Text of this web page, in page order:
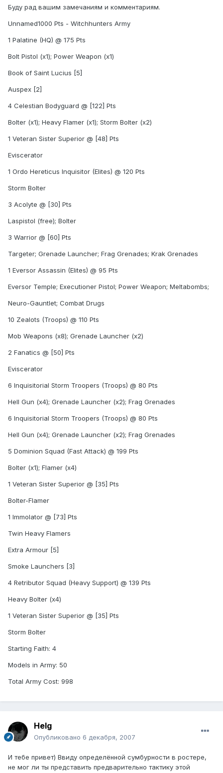
Буду рад вашим замечаниям и комментариям.
Unnamed1000 Pts - Witchhunters Army
1 Palatine (HQ) @ 175 Pts
Bolt Pistol (x1); Power Weapon (x1)
Book of Saint Lucius [5]
Auspex [2]
4 Celestian Bodyguard @ [122] Pts
Bolter (x1); Heavy Flamer (x1); Storm Bolter (x2)
1 Veteran Sister Superior @ [48] Pts
Eviscerator
1 Ordo Hereticus Inquisitor (Elites) @ 120 Pts
Storm Bolter
3 Acolyte @ [30] Pts
Laspistol (free); Bolter
3 Warrior @ [60] Pts
Targeter; Grenade Launcher; Frag Grenades; Krak Grenades
1 Eversor Assassin (Elites) @ 95 Pts
Eversor Temple; Executioner Pistol; Power Weapon; Meltabombs;
Neuro-Gauntlet; Combat Drugs
10 Zealots (Troops) @ 110 Pts
Mob Weapons (x8); Grenade Launcher (x2)
2 Fanatics @ [50] Pts
Eviscerator
6 Inquisitorial Storm Troopers (Troops) @ 80 Pts
Hell Gun (x4); Grenade Launcher (x2); Frag Grenades
6 Inquisitorial Storm Troopers (Troops) @ 80 Pts
Hell Gun (x4); Grenade Launcher (x2); Frag Grenades
5 Dominion Squad (Fast Attack) @ 199 Pts
Bolter (x1); Flamer (x4)
1 Veteran Sister Superior @ [35] Pts
Bolter-Flamer
1 Immolator @ [73] Pts
Twin Heavy Flamers
Extra Armour [5]
Smoke Launchers [3]
4 Retributor Squad (Heavy Support) @ 139 Pts
Heavy Bolter (x4)
1 Veteran Sister Superior @ [35] Pts
Storm Bolter
Starting Faith: 4
Models in Army: 50
Total Army Cost: 998
Helg
Опубликовано 6 декабря, 2007
И тебе привет) Ввиду определённой сумбурности в ростере,
не мог ли ты представить предварительно тактику этой